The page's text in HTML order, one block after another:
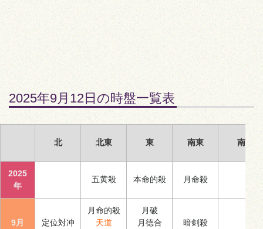
2025年9月12日の時盤一覧表
北 北東 東 南東 南
2025
年
五黄殺 本命的殺 月命殺
9月 定位対冲
月命的殺
天道
月破
月徳合
暗剣殺